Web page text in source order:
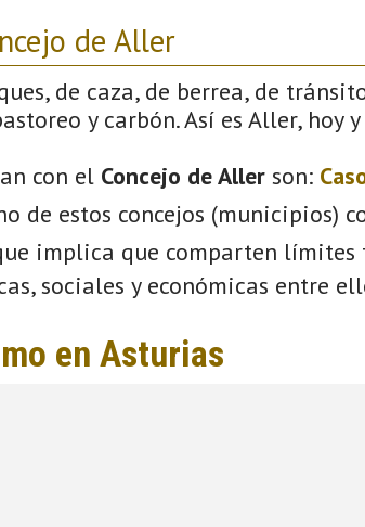
de Aller
de caza, de berrea, de
y carbón. Así es Aller, hoy
con el Concejo de Aller son:
de estos concejos (municipios)
implica que comparten
sociales y económicas entre